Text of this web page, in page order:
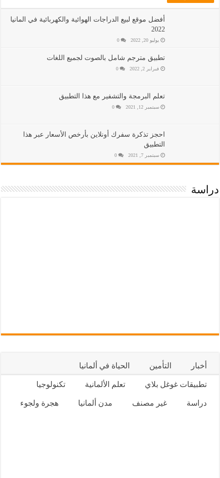
أفضل موقع لبيع الدراجات الهوائية والكهربائية في المانيا
2022
يوليو 20, 2022 0
تطبيق مترجم شامل بالصوت لجميع اللغات
فبراير 2, 2022 0
تعلم البرمجة والتشفير مع هذا التطبيق
سبتمبر 12, 2021 0
احجز تذكرة سفرك أونلاين بأرخص الأسعار عبر هذا
التطبيق
سبتمبر 7, 2021 0
دراسة
أخبار التأمين الحياة في ألمانيا
تطبيقات غوغل بلاي تعلم الألمانية تكنولوجيا
دراسة غير مصنف مدن ألمانيا هجرة ولجوء